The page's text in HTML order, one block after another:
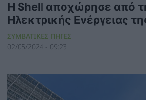
Η Shell αποχώρησε από
Ηλεκτρικής Ενέργειας
ΣΥΜΒΑΤΙΚΕΣ ΠΗΓΕΣ
02/05/2024 - 09:23